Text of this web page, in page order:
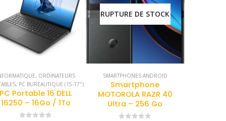
, ORDINATEURS
, PC BUREAUTIQUE (15-17")
PC Portable 16 DELL
16250 – 16Go / 1To
RUPTURE DE STOCK
SMARTPHONES ANDROID
Smartphone
MOTOROLA RAZR 40
Ultra – 256 Go